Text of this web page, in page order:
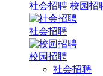
社会招聘 校园招
社会招聘
校园招聘
社会招聘